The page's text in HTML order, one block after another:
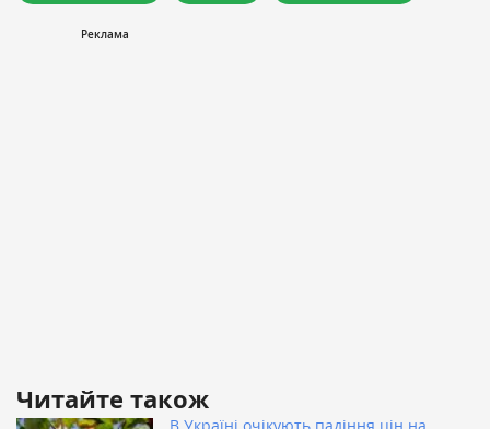
Читайте також